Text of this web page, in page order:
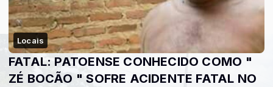
Locais
FATAL: PATOENSE CONHECIDO COMO "
ZÉ BOCÃO " SOFRE ACIDENTE FATAL NO